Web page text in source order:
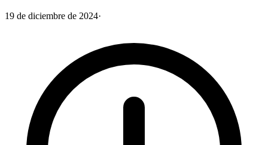
19 de diciembre de 2024·